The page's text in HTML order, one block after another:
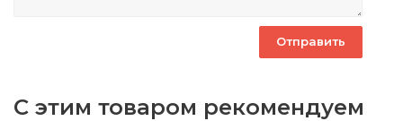
С этим товаром рекомендуем